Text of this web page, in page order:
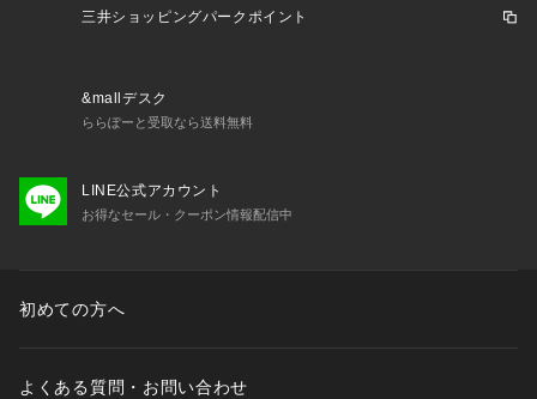
三井ショッピングパークポイント
&mallデスク
ららぽーと受取なら送料無料
LINE公式アカウント
お得なセール・クーポン情報配信中
初めての方へ
よくある質問・お問い合わせ